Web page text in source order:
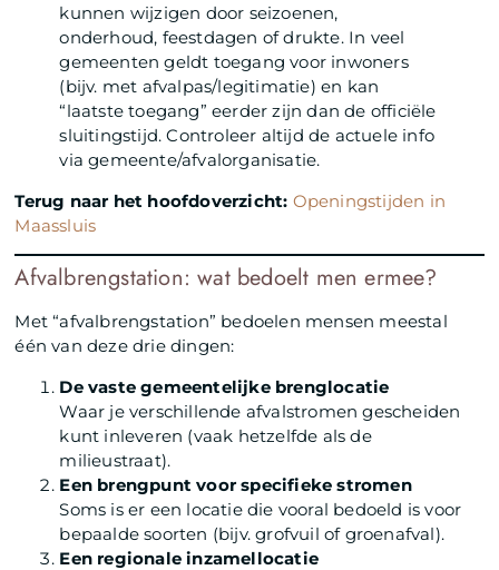
kunnen wijzigen door seizoenen,
onderhoud, feestdagen of drukte. In veel
gemeenten geldt toegang voor inwoners
(bijv. met afvalpas/legitimatie) en kan
“laatste toegang” eerder zijn dan de officiële
sluitingstijd. Controleer altijd de actuele info
via gemeente/afvalorganisatie.
Terug naar het hoofdoverzicht: Openingstijden in
Maassluis
Afvalbrengstation: wat bedoelt men ermee?
Met “afvalbrengstation” bedoelen mensen meestal
één van deze drie dingen:
De vaste gemeentelijke brenglocatie
Waar je verschillende afvalstromen gescheiden
kunt inleveren (vaak hetzelfde als de
milieustraat).
Een brengpunt voor specifieke stromen
Soms is er een locatie die vooral bedoeld is voor
bepaalde soorten (bijv. grofvuil of groenafval).
Een regionale inzamellocatie